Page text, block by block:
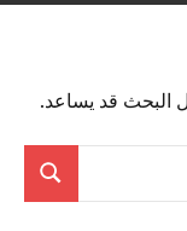
البحث قد يساعد.
بحث